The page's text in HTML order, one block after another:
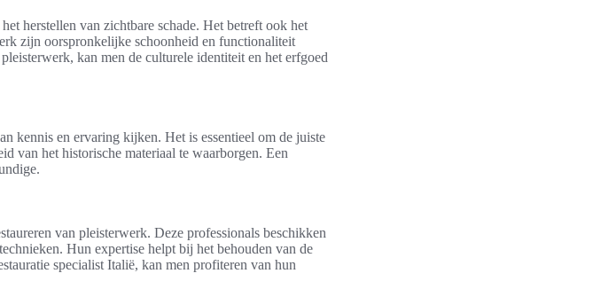
herstellen van zichtbare schade. Het betreft ook het
zijn oorspronkelijke schoonheid en functionaliteit
kan men de culturele identiteit en het erfgoed
kennis en ervaring kijken. Het is essentieel om de juiste
van het historische materiaal te waarborgen. Een
van pleisterwerk. Deze professionals beschikken
Hun expertise helpt bij het behouden van de
specialist Italië, kan men profiteren van hun